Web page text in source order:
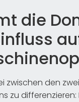
die
zwischen den
zu differenzieren: